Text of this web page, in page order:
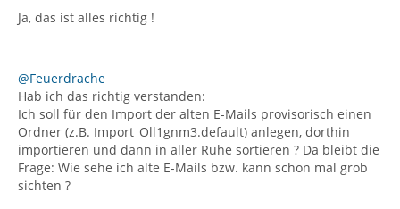
Ja, das ist alles richtig !
@Feuerdrache
Hab ich das richtig verstanden:
Ich soll für den Import der alten E-Mails provisorisch einen
Ordner (z.B. Import_Oll1gnm3.default) anlegen, dorthin
importieren und dann in aller Ruhe sortieren ? Da bleibt die
Frage: Wie sehe ich alte E-Mails bzw. kann schon mal grob
sichten ?